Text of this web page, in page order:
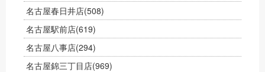
名古屋春日井店(508)
名古屋駅前店(619)
名古屋八事店(294)
名古屋錦三丁目店(969)